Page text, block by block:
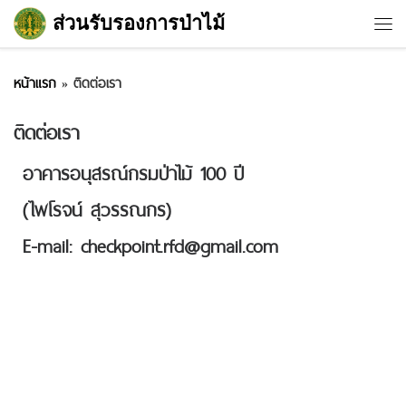
Skip to content
ส่วนรับรองการป่าไม้
หน้าแรก » ติดต่อเรา
ติดต่อเรา
อาคารอนุสรณ์กรมป่าไม้ 100 ปี
(ไพโรจน์ สุวรรณกร)
E-mail: checkpoint.rfd@gmail.com